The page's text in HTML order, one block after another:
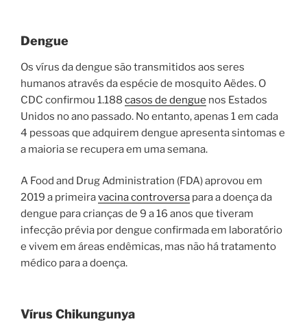
Dengue
Os vírus da dengue são transmitidos aos seres
humanos através da espécie de mosquito Aëdes. O
CDC confirmou 1.188 casos de dengue nos Estados
Unidos no ano passado. No entanto, apenas 1 em cada
4 pessoas que adquirem dengue apresenta sintomas e
a maioria se recupera em uma semana.
A Food and Drug Administration (FDA) aprovou em
2019 a primeiravacina controversa para a doença da
dengue para crianças de 9 a 16 anos que tiveram
infecção prévia por dengue confirmada em laboratório
e vivem em áreas endêmicas, mas não há tratamento
médico para a doença.
Vírus Chikungunya